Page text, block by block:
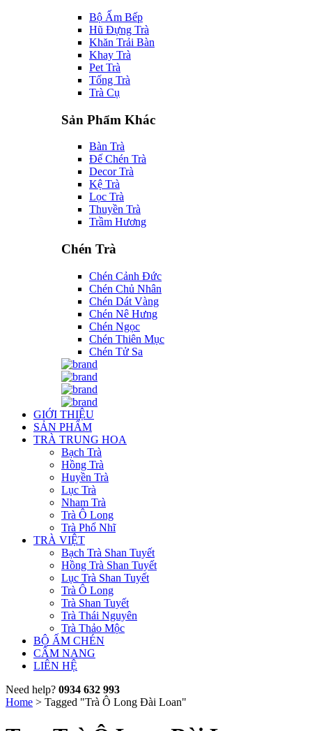
Bộ Ấm Bếp
Hũ Đựng Trà
Khăn Trải Bàn
Khay Trà
Pet Trà
Tống Trà
Trà Cụ
Sản Phẩm Khác
Bàn Trà
Đế Chén Trà
Decor Trà
Kệ Trà
Lọc Trà
Thuyền Trà
Trầm Hương
Chén Trà
Chén Cảnh Đức
Chén Chủ Nhân
Chén Dát Vàng
Chén Nê Hưng
Chén Ngọc
Chén Thiên Mục
Chén Tử Sa
GIỚI THIỆU
SẢN PHẨM
TRÀ TRUNG HOA
Bạch Trà
Hồng Trà
Huyền Trà
Lục Trà
Nham Trà
Trà Ô Long
Trà Phổ Nhĩ
TRÀ VIỆT
Bạch Trà Shan Tuyết
Hồng Trà Shan Tuyết
Lục Trà Shan Tuyết
Trà Ô Long
Trà Shan Tuyết
Trà Thái Nguyên
Trà Thảo Mộc
BỘ ẤM CHÉN
CẨM NANG
LIÊN HỆ
Need help? 0934 632 993
Home > Tagged "Trà Ô Long Đài Loan"